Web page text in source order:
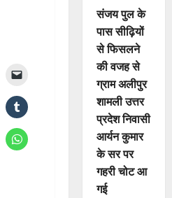
संजय पुल के
पास सीढ़ियों
से फिसलने
की वजह से
ग्राम अलीपुर
शामली उत्तर
प्रदेश निवासी
आर्यन कुमार
के सर पर
गहरी चोट आ
गई